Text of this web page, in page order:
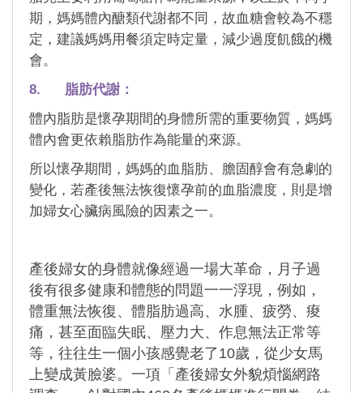
期，媽媽體內醣類代謝都不同，故血糖會較為不穩
定，建議媽媽用餐須定時定量，減少過度飢餓的機
會。
8. 脂肪代謝：
體內脂肪是懷孕期間的身體所需的重要物質，媽媽
體內會更依賴脂肪作為能量的來源。
所以懷孕期間，媽媽的血脂肪、膽固醇會有急劇的
變化，若產後無法恢復懷孕前的血脂濃度，則是增
加婦女心臟病風險的因素之一。
產後婦女的身體就像經過一場大革命，月子過
後有很多健康和體態的問題一一浮現，例如，
體重無法恢復、體脂肪過高、水腫、疲勞、痠
痛，甚至面臨失眠、壓力大、作息無法正常等
等，往往生一個小孩感覺老了10歲，從少女馬
上變成黃臉婆。一項「產後婦女外貌煩惱網路